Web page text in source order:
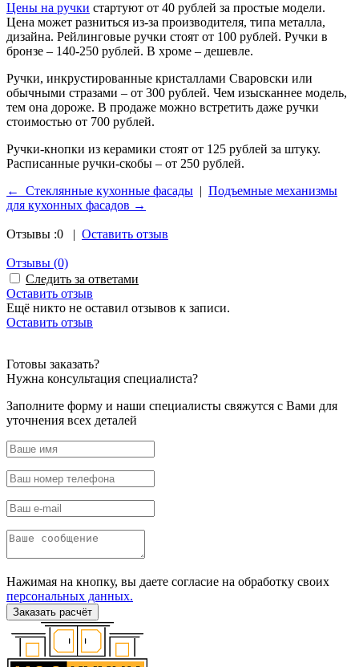
Цены на ручки стартуют от 40 рублей за простые модели.
Цена может разниться из-за производителя, типа металла,
дизайна. Рейлинговые ручки стоят от 100 рублей. Ручки в
бронзе – 140-250 рублей. В хроме – дешевле.
Ручки, инкрустированные кристаллами Сваровски или
обычными стразами – от 300 рублей. Чем изысканнее модель,
тем она дороже. В продаже можно встретить даже ручки
стоимостью от 700 рублей.
Ручки-кнопки из керамики стоят от 125 рублей за штуку.
Расписанные ручки-скобы – от 250 рублей.
← Стеклянные кухонные фасады | Подъемные механизмы
для кухонных фасадов →
Отзывы :0 | Оставить отзыв
Отзывы (0)
Следить за ответами
Оставить отзыв
Ещё никто не оставил отзывов к записи.
Оставить отзыв
Готовы заказать?
Нужна консультация специалиста?
Заполните форму и наши специалисты свяжутся с Вами для
уточнения всех деталей
Нажимая на кнопку, вы даете согласие на обработку своих
персональных данных.
Заказать расчёт